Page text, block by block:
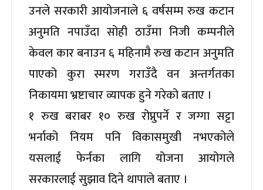
उनले सरकारी आयोजनाले ६ वर्षसम्म रुख कटान
अनुमति नपाउँदा सोही ठाउँमा निजी कम्पनीले
केवल कार बनाउन ६ महिनामै रुख कटान अनुमति
पाएको कुरा स्मरण गराउँदै वन अन्तर्गतका
निकायमा भ्रष्टाचार व्यापक हुने गरेको बताए ।
१ रुख बराबर १० रुख रोप्नुपर्ने र जग्गा सट्टा
भर्नाको नियम पनि विकासमुखी नभएकोले
यसलाई फेर्नका लागि योजना आयोगले
सरकारलाई सुझाव दिने थापाले बताए ।